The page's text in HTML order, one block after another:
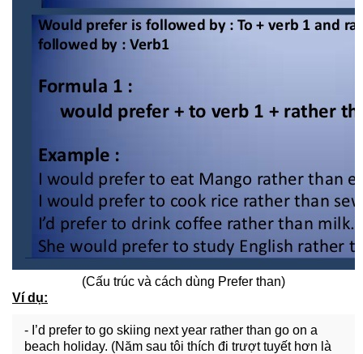
(Cấu trúc và cách dùng Prefer than)
Ví dụ:
- I’d prefer to go skiing next year rather than go on a
beach holiday. (Năm sau tôi thích đi trượt tuyết hơn là